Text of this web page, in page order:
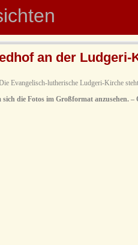
an der Ludgeri-
Evangelisch-lutherische Ludgeri-Kirche
die Fotos im Großformat anzusehen. –